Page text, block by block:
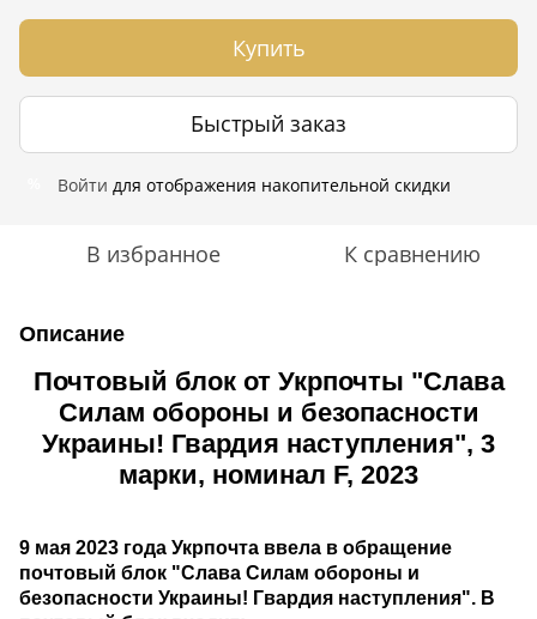
Купить
Быстрый заказ
Войти для отображения накопительной скидки
В избранное К сравнению
Описание
Почтовый блок от Укрпочты "Слава
Силам обороны и безопасности
Украины! Гвардия наступления", 3
марки, номинал F, 2023
9 мая 2023 года Укрпочта ввела в обращение
почтовый блок "Слава Силам обороны и
безопасности Украины! Гвардия наступления". В